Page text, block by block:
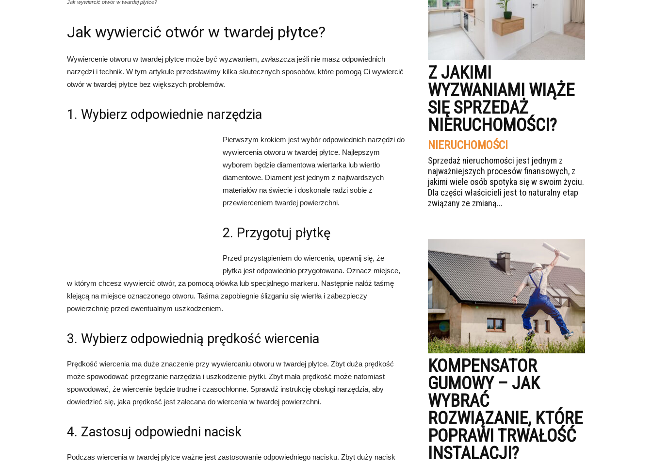
Jak wywiercić otwór w twardej płytce?
Jak wywiercić otwór w twardej płytce?
Wywiercenie otworu w twardej płytce może być wyzwaniem, zwłaszcza jeśli nie masz odpowiednich
narzędzi i technik. W tym artykule przedstawimy kilka skutecznych sposobów, które pomogą Ci wywiercić
otwór w twardej płytce bez większych problemów.
1. Wybierz odpowiednie narzędzia
Pierwszym krokiem jest wybór odpowiednich narzędzi do
wywiercenia otworu w twardej płytce. Najlepszym
wyborem będzie diamentowa wiertarka lub wiertło
diamentowe. Diament jest jednym z najtwardszych
materiałów na świecie i doskonale radzi sobie z
przewierceniem twardej powierzchni.
2. Przygotuj płytkę
Przed przystąpieniem do wiercenia, upewnij się, że
płytka jest odpowiednio przygotowana. Oznacz miejsce,
w którym chcesz wywiercić otwór, za pomocą ołówka lub specjalnego markeru. Następnie nałóż taśmę
klejącą na miejsce oznaczonego otworu. Taśma zapobiegnie ślizganiu się wiertła i zabezpieczy
powierzchnię przed ewentualnym uszkodzeniem.
3. Wybierz odpowiednią prędkość wiercenia
Prędkość wiercenia ma duże znaczenie przy wywiercaniu otworu w twardej płytce. Zbyt duża prędkość
może spowodować przegrzanie narzędzia i uszkodzenie płytki. Zbyt mała prędkość może natomiast
spowodować, że wiercenie będzie trudne i czasochłonne. Sprawdź instrukcję obsługi narzędzia, aby
dowiedzieć się, jaka prędkość jest zalecana do wiercenia w twardej powierzchni.
4. Zastosuj odpowiedni nacisk
Podczas wiercenia w twardej płytce ważne jest zastosowanie odpowiedniego nacisku. Zbyt duży nacisk
Z JAKIMI
WYZWANIAMI WIĄŻE
SIĘ SPRZEDAŻ
NIERUCHOMOŚCI?
NIERUCHOMOŚCI
Sprzedaż nieruchomości jest jednym z
najważniejszych procesów finansowych, z
jakimi wiele osób spotyka się w swoim życiu.
Dla części właścicieli jest to naturalny etap
związany ze zmianą...
KOMPENSATOR
GUMOWY – JAK
WYBRAĆ
ROZWIĄZANIE, KTÓRE
POPRAWI TRWAŁOŚĆ
INSTALACJI?